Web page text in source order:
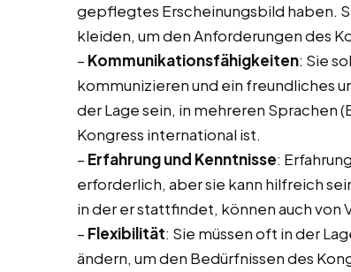
gepflegtes Erscheinungsbild haben.
kleiden, um den Anforderungen des
– Kommunikationsfähigkeiten: Sie
kommunizieren und ein freundliches
der Lage sein, in mehreren Sprachen
Kongress international ist.
– Erfahrung und Kenntnisse:
erforderlich, aber sie kann hilfreich
in der er stattfindet, können auch von
– Flexibilität: Sie müssen oft in der
ändern, um den Bedürfnissen des